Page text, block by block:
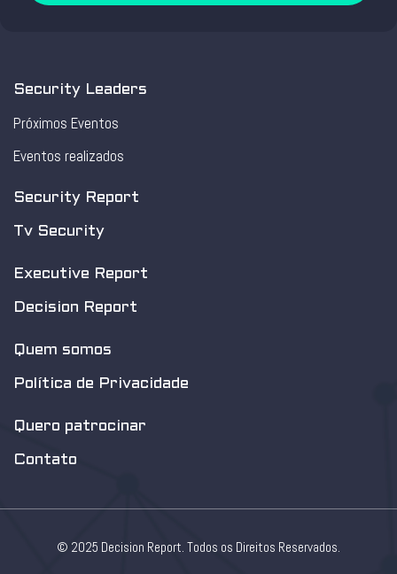
Security Leaders
Próximos Eventos
Eventos realizados
Security Report
Tv Security
Executive Report
Decision Report
Quem somos
Política de Privacidade
Quero patrocinar
Contato
© 2025 Decision Report. Todos os Direitos Reservados.